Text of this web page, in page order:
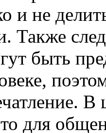
и не
Также
быть
для